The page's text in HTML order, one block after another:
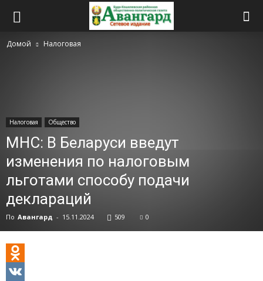
Домой Налоговая
Налоговая Общество
МНС: В Беларуси введут
изменения по налоговым
льготами способу подачи
деклараций
По Авангард - 15.11.2024 509 0
Odnoklassniki